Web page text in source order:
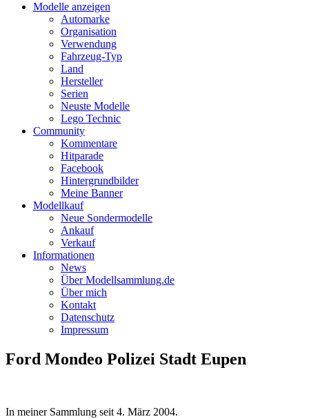
Modelle anzeigen
Automarke
Organisation
Verwendung
Fahrzeug-Typ
Land
Hersteller
Serien
Neuste Modelle
Lego Technic
Community
Kommentare
Hitparade
Facebook
Hintergrundbilder
Meine Banner
Modellkauf
Neue Sondermodelle
Ankauf
Verkauf
Informationen
News
Über Modellsammlung.de
Über mich
Kontakt
Datenschutz
Impressum
Ford Mondeo Polizei Stadt Eupen
In meiner Sammlung seit 4. März 2004.